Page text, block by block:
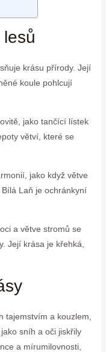
krásu přírody. Její
koule pohlcují
jako tančící lístek
větví, které se
jako když větve
Laň je ochránkyní
a větve stromů se
Její krása je křehká,
tajemstvím a kouzlem,
sníh a oči jiskřily
a mírumilovnosti,